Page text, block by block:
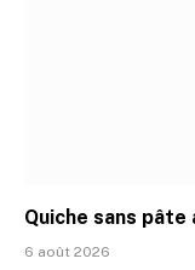
Quiche sans
6 août 2026